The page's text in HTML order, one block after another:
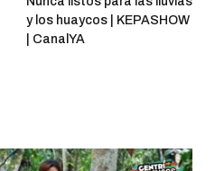
y los huaycos | KEPASHOW
| CanalYA